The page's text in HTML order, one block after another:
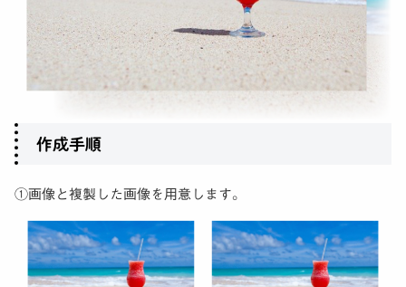
作成手順
①画像と複製した画像を用意します。